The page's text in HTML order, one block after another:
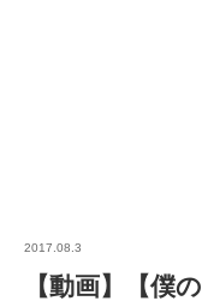
2017.08.3
【動画】【僕